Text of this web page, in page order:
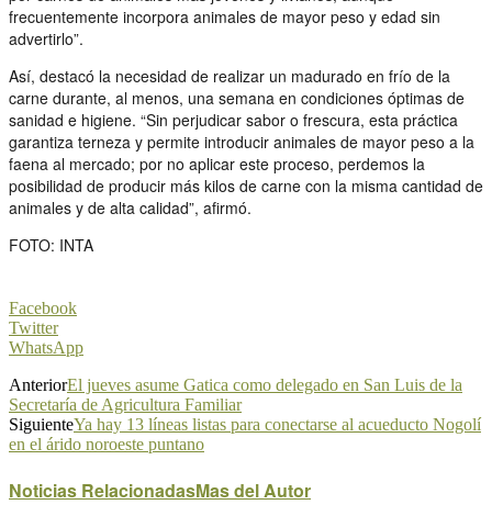
frecuentemente incorpora animales de mayor peso y edad sin
advertirlo”.
Así, destacó la necesidad de realizar un madurado en frío de la
carne durante, al menos, una semana en condiciones óptimas de
sanidad e higiene. “Sin perjudicar sabor o frescura, esta práctica
garantiza terneza y permite introducir animales de mayor peso a la
faena al mercado; por no aplicar este proceso, perdemos la
posibilidad de producir más kilos de carne con la misma cantidad de
animales y de alta calidad”, afirmó.
FOTO: INTA
Facebook
Twitter
WhatsApp
AnteriorEl jueves asume Gatica como delegado en San Luis de la
Secretaría de Agricultura Familiar
SiguienteYa hay 13 líneas listas para conectarse al acueducto Nogolí
en el árido noroeste puntano
Noticias RelacionadasMas del Autor